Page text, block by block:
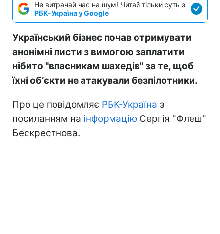
Не витрачай час на шум! Читай тільки суть з
РБК-Україна у Google
Український бізнес почав отримувати
анонімні листи з вимогою заплатити
нібито "власникам шахедів" за те, щоб
їхні обʼєкти не атакували безпілотники.
Про це повідомляє РБК-Україна з
посиланням на інформацію Сергія "Флеш"
Бескрестнова.